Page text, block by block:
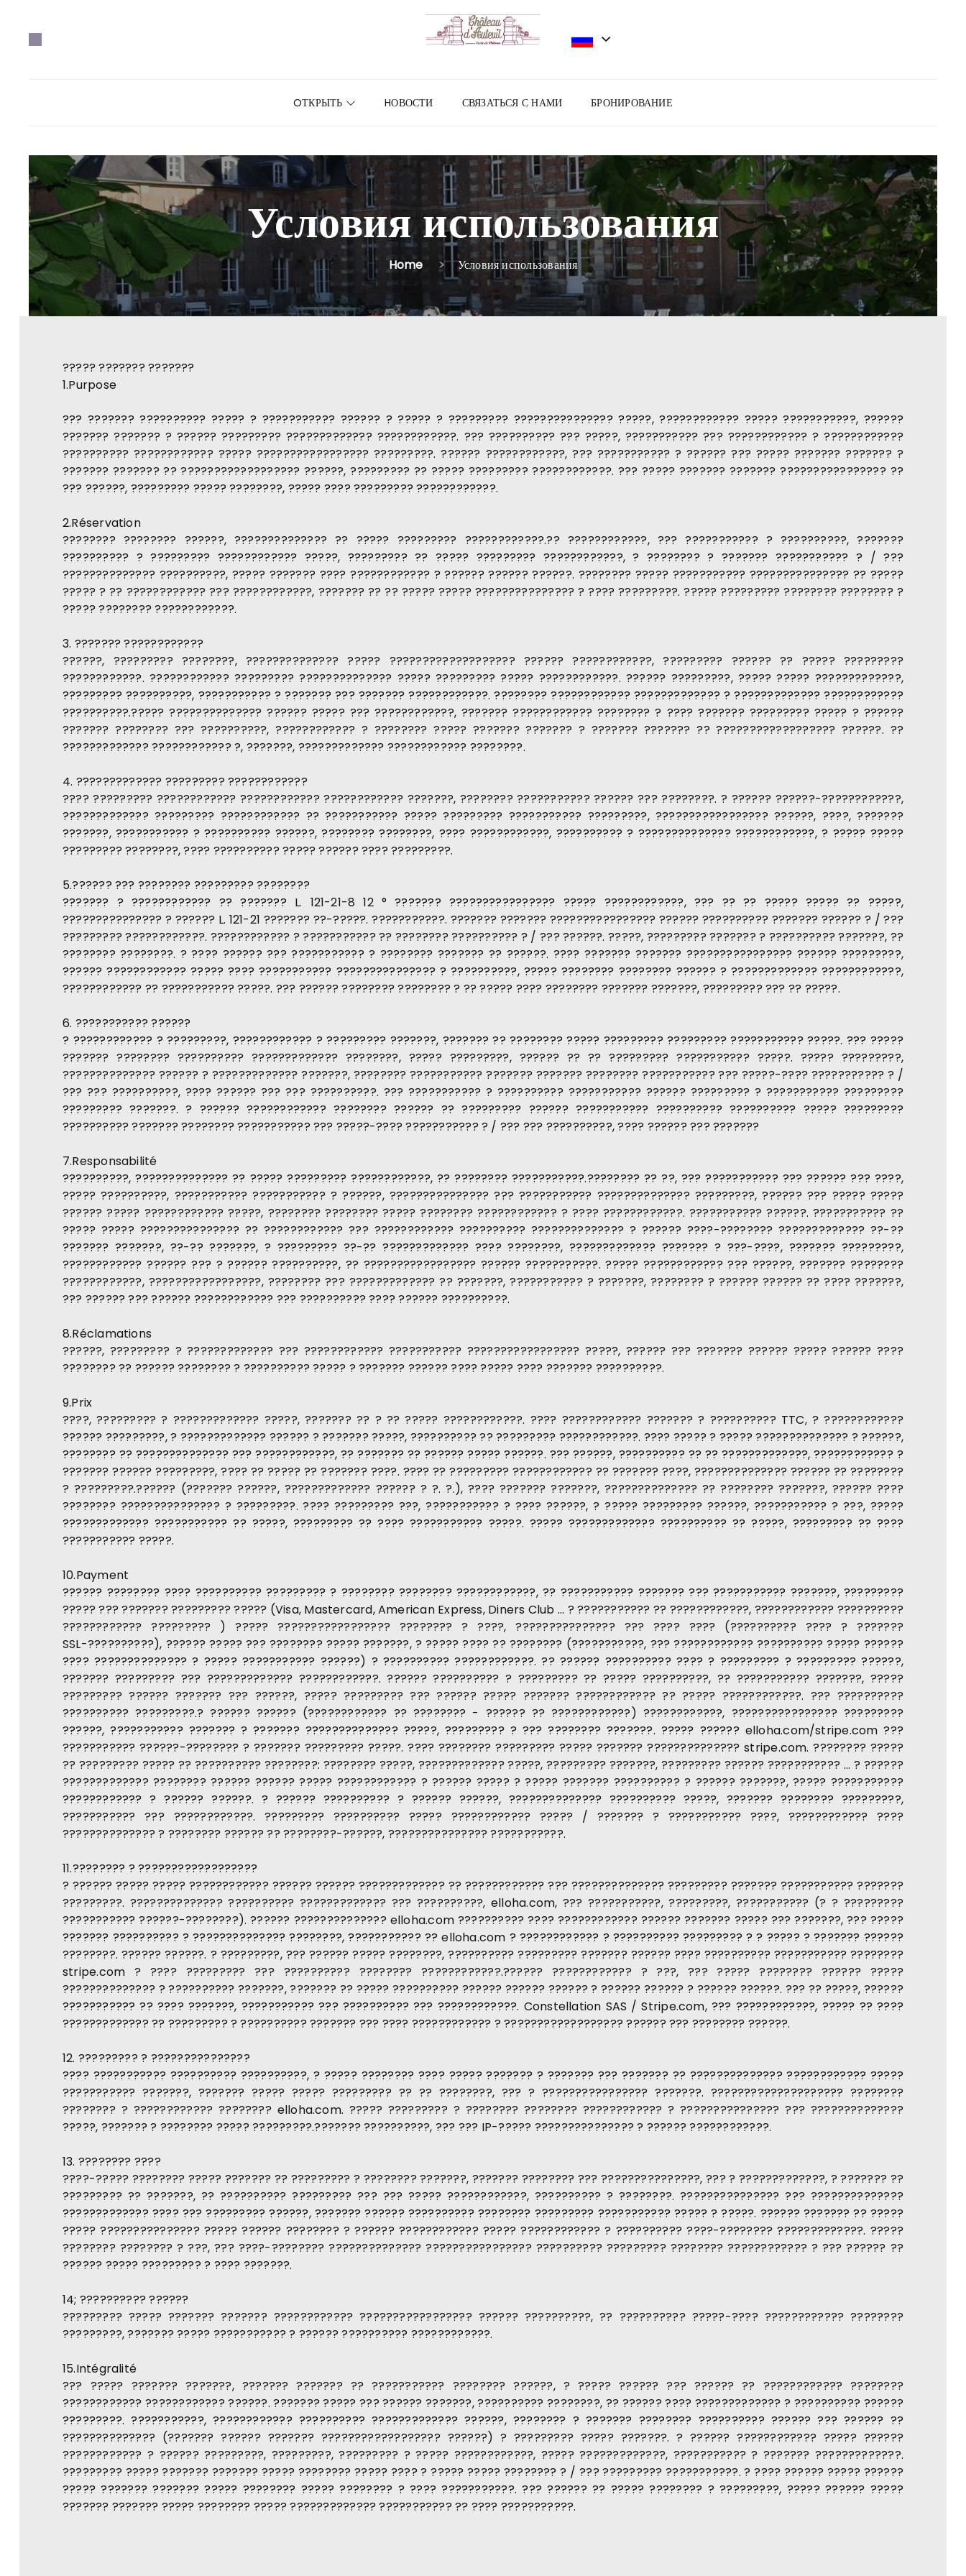
OТКРЫТЬ HОВОСТИ СВЯЗАТЬСЯ С НАМИ БРОНИРОВАНИЕ
Условия использования
Home Условия использования
????? ??????? ???????
1.Purpose
??? ??????? ?????????? ????? ? ??????????? ?????? ? ????? ? ????????? ??????????????? ?????, ???????????? ????? ???????????, ??????
??????? ??????? ? ?????? ????????? ????????????? ????????????. ??? ?????????? ??? ?????, ??????????? ??? ???????????? ? ????????????
?????????? ???????????? ????? ????????????????? ?????????. ?????? ????????????, ??? ??????????? ? ?????? ??? ????? ??????? ??????? ?
??????? ??????? ?? ?????????????????? ??????, ????????? ?? ????? ????????? ????????????. ??? ????? ??????? ??????? ???????????????? ??
??? ??????, ????????? ????? ????????, ????? ???? ????????? ????????????.
2.Réservation
???????? ???????? ??????, ?????????????? ?? ????? ????????? ????????????.?? ????????????, ??? ??????????? ? ??????????, ???????
?????????? ? ????????? ???????????? ?????, ????????? ?? ????? ????????? ????????????, ? ???????? ? ??????? ??????????? ? / ???
?????????????? ??????????, ????? ??????? ???? ???????????? ? ?????? ?????? ??????. ???????? ????? ??????????? ??????????????? ?? ?????
????? ? ?? ???????????? ??? ????????????, ??????? ?? ?? ????? ????? ??????????????? ? ???? ?????????. ????? ????????? ???????? ???????? ?
????? ???????? ????????????.
3. ??????? ????????????
??????, ????????? ????????, ?????????????? ????? ??????????????????? ?????? ????????????, ????????? ?????? ?? ????? ?????????
????????????. ???????????? ????????? ?????????????? ????? ????????? ????? ????????????. ?????? ?????????, ????? ????? ?????????????,
????????? ??????????, ??????????? ? ??????? ??? ??????? ????????????. ???????? ???????????? ????????????? ? ????????????? ????????????
??????????.????? ?????????????? ?????? ????? ??? ????????????, ??????? ???????????? ???????? ? ???? ??????? ????????? ????? ? ??????
??????? ???????? ??? ??????????, ???????????? ? ???????? ????? ??????? ??????? ? ??????? ??????? ?? ?????????????????? ??????. ??
????????????? ???????????? ?, ???????, ????????????? ???????????? ????????.
4. ????????????? ????????? ????????????
???? ????????? ???????????? ???????????? ???????????? ???????, ???????? ??????????? ?????? ??? ????????. ? ?????? ??????-????????????,
????????????? ????????? ???????????? ?? ??????????? ????? ????????? ??????????? ?????????, ????????????????? ??????, ????, ???????
???????, ??????????? ? ?????????? ??????, ???????? ????????, ???? ????????????, ?????????? ? ?????????????? ????????????, ? ????? ?????
????????? ????????, ???? ?????????? ????? ?????? ???? ?????????.
5.?????? ??? ???????? ????????? ????????
??????? ? ???????????? ?? ??????? L. 121-21-8 12 ° ??????? ???????????????? ????? ????????????, ??? ?? ?? ????? ????? ?? ?????,
??????????????? ? ?????? L. 121-21 ??????? ??-?????. ???????????. ??????? ??????? ???????????????? ?????? ?????????? ??????? ?????? ? / ???
????????? ????????????. ???????????? ? ??????????? ?? ???????? ?????????? ? / ??? ??????. ?????, ????????? ??????? ? ?????????? ???????, ??
???????? ????????. ? ???? ?????? ??? ??????????? ? ???????? ??????? ?? ??????. ???? ??????? ??????? ???????????????? ?????? ?????????,
?????? ???????????? ????? ???? ??????????? ??????????????? ? ??????????, ????? ???????? ???????? ?????? ? ????????????? ????????????,
???????????? ?? ??????????? ?????. ??? ?????? ???????? ???????? ? ?? ????? ???? ???????? ??????? ???????, ????????? ??? ?? ?????.
6. ??????????? ??????
? ???????????? ? ?????????, ???????????? ? ????????? ???????, ??????? ?? ???????? ????? ????????? ????????? ??????????? ?????. ??? ?????
??????? ???????? ?????????? ????????????? ????????, ????? ?????????, ?????? ?? ?? ????????? ??????????? ?????. ????? ?????????,
?????????????? ?????? ? ????????????? ???????, ???????? ??????????? ??????? ??????? ???????? ??????????? ??? ?????-???? ??????????? ? /
??? ??? ??????????, ???? ?????? ??? ??? ??????????. ??? ??????????? ? ?????????? ??????????? ?????? ????????? ? ??????????? ?????????
????????? ???????. ? ?????? ???????????? ???????? ?????? ?? ????????? ?????? ??????????? ?????????? ?????????? ????? ?????????
?????????? ??????? ???????? ??????????? ??? ?????-???? ??????????? ? / ??? ??? ??????????, ???? ?????? ??? ???????
7.Responsabilité
??????????, ?????????????? ?? ????? ????????? ????????????, ?? ???????? ???????????.???????? ?? ??, ??? ??????????? ??? ?????? ??? ????,
????? ??????????, ??????????? ??????????? ? ??????, ??????????????? ??? ??????????? ?????????????? ?????????, ?????? ??? ????? ?????
?????? ????? ???????????? ?????, ???????? ???????? ????? ???????? ???????????? ? ???? ????????????. ??????????? ??????. ??????????? ??
????? ????? ??????????????? ?? ???????????? ??? ???????????? ?????????? ?????????????? ? ?????? ????-???????? ????????????? ??-??
??????? ???????, ??-?? ???????, ? ????????? ??-?? ????????????? ???? ????????, ????????????? ??????? ? ???-????, ??????? ?????????,
???????????? ?????? ??? ? ?????? ??????????, ?? ????????????????? ?????? ???????????. ????? ???????????? ??? ??????, ??????? ????????
????????????, ?????????????????, ???????? ??? ????????????? ?? ???????, ??????????? ? ???????, ???????? ? ?????? ?????? ?? ???? ???????,
??? ?????? ??? ?????? ???????????? ??? ?????????? ???? ?????? ??????????.
8.Réclamations
??????, ????????? ? ????????????? ??? ???????????? ??????????? ????????????????? ?????, ?????? ??? ??????? ?????? ????? ?????? ????
???????? ?? ?????? ???????? ? ?????????? ????? ? ??????? ?????? ???? ????? ???? ??????? ??????????.
9.Prix
????, ????????? ? ????????????? ?????, ??????? ?? ? ?? ????? ????????????. ???? ???????????? ??????? ? ?????????? TTC, ? ????????????
?????? ?????????, ? ????????????? ?????? ? ??????? ?????, ?????????? ?? ????????? ????????????. ???? ????? ? ????? ?????????????? ? ??????,
???????? ?? ?????????????? ??? ????????????, ?? ??????? ?? ?????? ????? ??????. ??? ??????, ?????????? ?? ?? ?????????????, ???????????? ?
??????? ?????? ?????????, ???? ?? ????? ?? ??????? ????. ???? ?? ????????? ???????????? ?? ??????? ????, ?????????????? ?????? ?? ????????
? ?????????.?????? (??????? ??????, ????????????? ?????? ? ?. ?.), ???? ??????? ???????, ?????????????? ?? ???????? ???????, ?????? ????
???????? ??????????????? ? ?????????. ???? ????????? ???, ??????????? ? ???? ??????, ? ????? ????????? ??????, ??????????? ? ???, ?????
????????????? ??????????? ?? ?????, ????????? ?? ???? ??????????? ?????. ????? ????????????? ?????????? ?? ?????, ????????? ?? ????
??????????? ?????.
10.Payment
?????? ???????? ???? ?????????? ????????? ? ???????? ???????? ????????????, ?? ??????????? ??????? ??? ??????????? ???????, ?????????
????? ??? ??????? ????????? ????? (Visa, Mastercard, American Express, Diners Club ... ? ??????????? ?? ????????????, ???????????? ??????????
???????????? ????????? ) ????? ????????????????? ???????? ? ????, ??????????????? ??? ???? ???? (?????????? ???? ? ???????
SSL-??????????), ?????? ????? ??? ???????? ????? ???????, ? ????? ???? ?? ???????? (???????????, ??? ???????????? ?????????? ????? ??????
???? ?????????????? ? ????? ??????????? ??????) ? ?????????? ????????????. ?? ?????? ?????????? ???? ? ????????? ? ????????? ??????,
??????? ????????? ??? ????????????? ????????????. ?????? ?????????? ? ????????? ?? ????? ??????????, ?? ??????????? ???????, ?????
????????? ?????? ??????? ??? ??????, ????? ????????? ??? ?????? ????? ??????? ???????????? ?? ????? ????????????. ??? ??????????
?????????? ?????????.? ?????? ?????? (???????????? ?? ???????? - ?????? ?? ????????????) ????????????, ???????????????? ?????????
??????, ??????????? ??????? ? ??????? ?????????????? ?????, ????????? ? ??? ???????? ???????. ????? ?????? elloha.com/stripe.com ???
??????????? ??????-???????? ? ??????? ????????? ?????. ???? ???????? ????????? ????? ??????? ?????????????? stripe.com. ???????? ?????
?? ????????? ????? ?? ?????????? ????????: ???????? ?????, ????????????? ?????, ????????? ???????, ????????? ?????? ??????????? ... ? ??????
????????????? ???????? ?????? ?????? ????? ???????????? ? ?????? ????? ? ????? ??????? ?????????? ? ?????? ???????, ????? ???????????
???????????? ? ?????? ??????. ? ?????? ?????????? ? ?????? ??????, ?????????????? ?????????? ?????, ??????? ???????? ?????????,
??????????? ??? ????????????. ????????? ?????????? ????? ???????????? ????? / ??????? ? ??????????? ????, ???????????? ????
?????????????? ? ???????? ?????? ?? ????????-??????, ??????????????? ???????????.
11.???????? ? ??????????????????
? ?????? ????? ????? ???????????? ?????? ?????? ????????????? ?? ???????????? ??? ?????????????? ????????? ??????? ??????????? ???????
?????????. ?????????????? ?????????? ????????????? ??? ??????????, elloha.com, ??? ???????????, ?????????, ??????????? (? ? ?????????
??????????? ??????-????????). ?????? ?????????????? elloha.com ?????????? ???? ???????????? ?????? ??????? ????? ??? ???????, ??? ?????
??????? ?????????? ? ?????????????? ????????, ??????????? ?? elloha.com ? ???????????? ? ?????????? ????????? ? ? ????? ? ??????? ??????
????????. ?????? ??????. ? ?????????, ??? ?????? ????? ????????, ?????????? ????????? ??????? ?????? ???? ?????????? ??????????? ????????
stripe.com ? ???? ????????? ??? ?????????? ???????? ????????????.?????? ???????????? ? ???, ??? ????? ???????? ?????? ?????
?????????????? ? ?????????? ???????, ??????? ?? ????? ?????????? ?????? ?????? ?????? ? ?????? ?????? ? ?????? ??????. ??? ?? ?????, ??????
??????????? ?? ???? ???????, ??????????? ??? ?????????? ??? ????????????. Constellation SAS / Stripe.com, ??? ????????????, ????? ?? ????
????????????? ?? ????????? ? ?????????? ??????? ??? ???? ???????????? ? ?????????????????? ?????? ??? ???????? ??????.
12. ????????? ? ???????????????
???? ??????????? ?????????? ??????????, ? ????? ???????? ???? ????? ??????? ? ??????? ??? ??????? ?? ?????????????? ???????????? ?????
??????????? ???????, ??????? ????? ????? ????????? ?? ?? ????????, ??? ? ???????????????? ???????. ???????????????????? ????????
???????? ? ???????????? ???????? elloha.com. ????? ????????? ? ???????? ???????? ???????????? ? ??????????????? ??? ??????????????
?????, ??????? ? ???????? ????? ?????????.??????? ??????????, ??? ??? IP-????? ??????????????? ? ?????? ????????????.
13. ???????? ????
????-????? ???????? ????? ??????? ?? ????????? ? ???????? ???????, ??????? ???????? ??? ???????????????, ??? ? ?????????????, ? ??????? ??
????????? ?? ???????, ?? ?????????? ????????? ??? ??? ????? ????????????, ?????????? ? ????????. ??????????????? ??? ??????????????
????????????? ???? ??? ????????? ??????, ??????? ?????? ?????????? ???????? ????????? ??????????? ????? ? ?????. ?????? ??????? ?? ?????
????? ??????????????? ????? ?????? ???????? ? ?????? ???????????? ????? ???????????? ? ?????????? ????-???????? ?????????????. ?????
???????? ???????? ? ???, ??? ????-???????? ?????????????? ???????????????? ?????????? ????????? ???????? ???????????? ? ??? ?????? ??
?????? ????? ????????? ? ???? ???????.
14; ?????????? ??????
????????? ????? ??????? ??????? ???????????? ????????????????? ?????? ??????????, ?? ?????????? ?????-???? ???????????? ????????
?????????, ??????? ????? ??????????? ? ?????? ?????????? ????????????.
15.Intégralité
??? ????? ??????? ???????, ??????? ??????? ?? ??????????? ???????? ??????, ? ????? ?????? ??? ?????? ?? ???????????? ????????
???????????? ???????????? ??????. ??????? ????? ??? ?????? ???????, ?????????? ????????, ?? ?????? ???? ????????????? ? ?????????? ??????
?????????. ???????????, ???????????? ?????????? ????????????? ??????, ???????? ? ??????? ???????? ?????????? ?????? ??? ?????? ??
?????????????? (??????? ?????? ??????? ?????????????????? ??????) ? ????????? ????? ???????. ? ?????? ???????????? ????? ??????
???????????? ? ?????? ?????????, ?????????, ????????? ? ????? ????????????, ????? ?????????????, ??????????? ? ??????? ?????????????.
????????? ????? ??????? ??????? ????? ???????? ????? ???? ? ????? ????? ???????? ? / ??? ????????? ???????????. ? ???? ?????? ????? ??????
????? ??????? ??????? ????? ???????? ????? ???????? ? ???? ???????????. ??? ?????? ?? ????? ???????? ? ?????????, ????? ?????? ?????
??????? ??????? ????? ???????? ????? ????????????? ??????????? ?? ???? ???????????.